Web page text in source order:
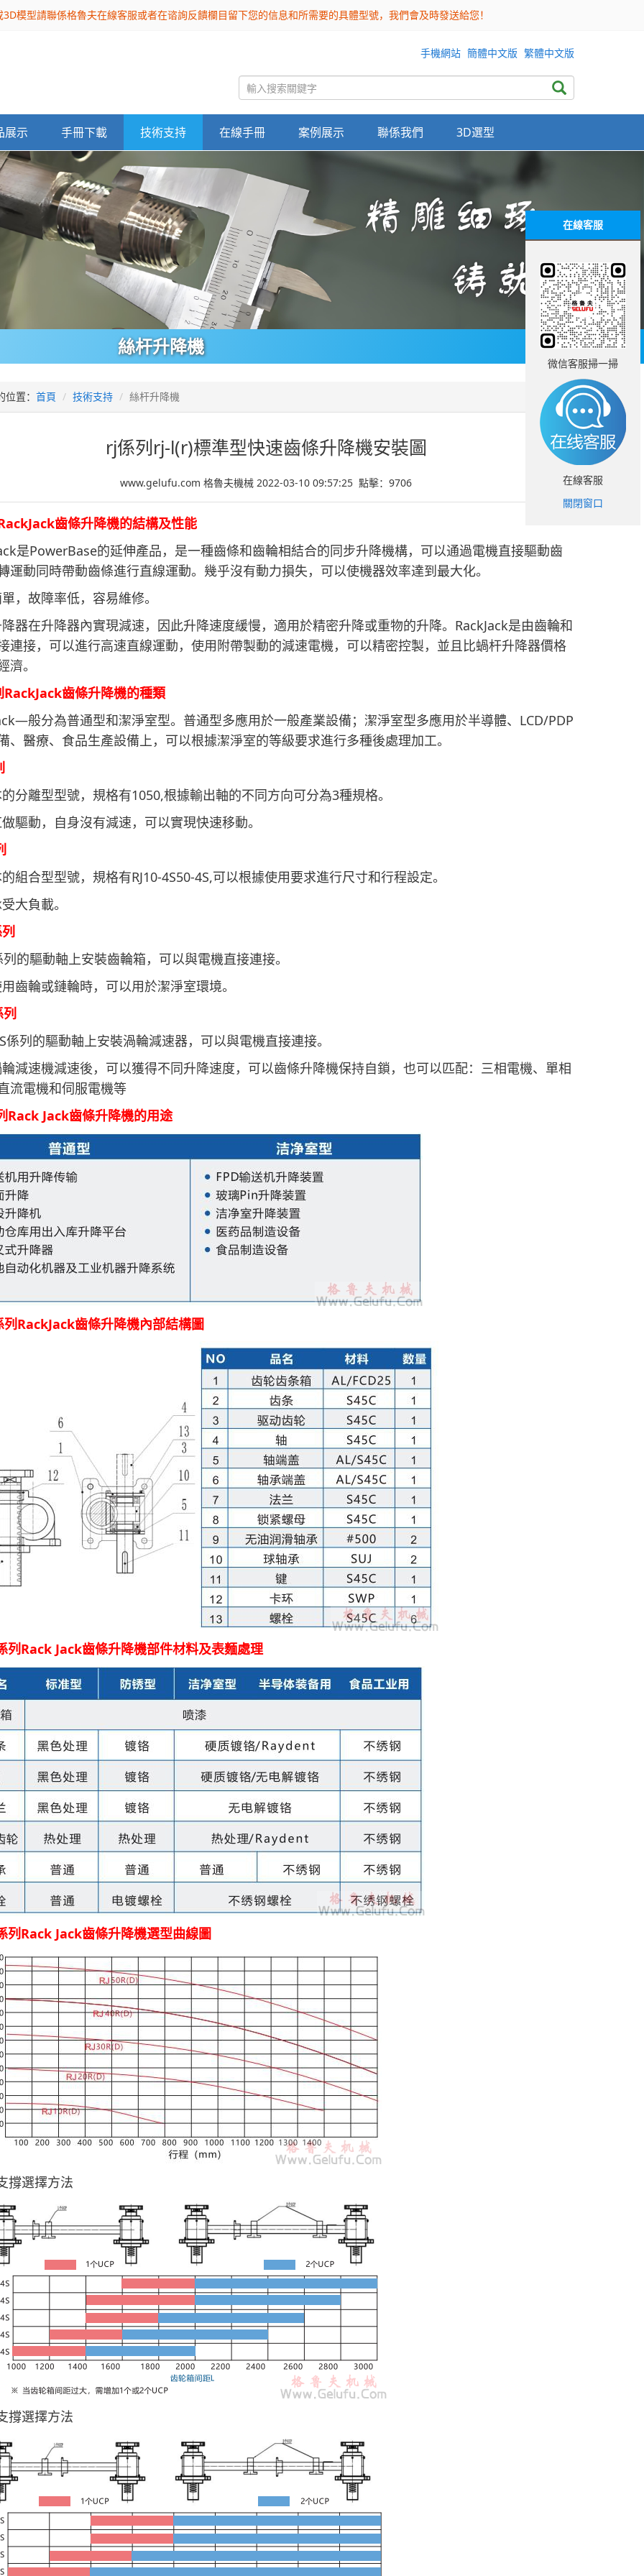
模型請聯係格魯夫在線客服或者在谘詢反饋欄目留下您的信息和所需要的具體型號，我們會及時發送給您！
手機網站 簡體中文版 繁體中文版
展示 手冊下載 技術支持 在線手冊 案例展示 聯係我們 3D選型
絲杆升降機
置： 首頁 技術支持 絲杆升降機
rj係列rj-l(r)標準型快速齒條升降機安裝圖
www.gelufu.com 格魯夫機械 2022-03-10 09:57:25 點擊：9706
齒條升降機的結構及性能
是PowerBase的延伸產品，是一種齒條和齒輪相結合的同步升降機構，可以通過電機直接驅動齒
運動同時帶動齒條進行直線運動。幾乎沒有動力損失，可以使機器效率達到最大化。
，故障率低，容易維修。
器在升降器內實現減速，因此升降速度緩慢，適用於精密升降或重物的升降。RackJack是由齒輪和
連接，可以進行高速直線運動，使用附帶製動的減速電機，可以精密控製，並且比蝸杆升降器價格
濟。
RackJack齒條升降機的種類
—般分為普通型和潔淨室型。普通型多應用於一般產業設備；潔淨室型多應用於半導體、LCD/PDP
、醫療、食品生產設備上，可以根據潔淨室的等級要求進行多種後處理加工。
分離型型號，規格有1050,根據輸出軸的不同方向可分為3種規格。
驅動，自身沒有減速，可以實現快速移動。
組合型型號，規格有RJ10-4S50-4S,可以根據使用要求進行尺寸和行程設定。
大負載。
列的驅動軸上安裝齒輪箱，可以與電機直接連接。
齒輪或鏈輪時，可以用於潔淨室環境。
係列的驅動軸上安裝渦輪減速器，可以與電機直接連接。
減速機減速後，可以獲得不同升降速度，可以齒條升降機保持自鎖，也可以匹配：三相電機、單相
流電機和伺服電機等
Rack Jack齒條升降機的用途
列RackJack齒條升降機內部結構圖
列Rack Jack齒條升降機部件材料及表麵處理
列Rack Jack齒條升降機選型曲線圖
撐選擇方法
撐選擇方法
在線客服
微信客服掃一掃
在線客服
關閉窗口